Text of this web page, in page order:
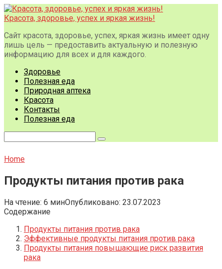
Перейти
к
Красота, здоровье, успех и яркая жизнь!
Сайт красота, здоровье, успех, яркая жизнь имеет одну
лишь цель — предоставить актуальную и полезную
информацию для всех и для каждого.
Здоровье
Полезная еда
Природная аптека
Красота
Контакты
Полезная еда
Home
Продукты питания против рака
На чтение: 6 минОпубликовано: 23.07.2023
Содержание
Продукты питания против рака
Эффективные продукты питания против рака
Продукты питания повышающие риск развития
рака